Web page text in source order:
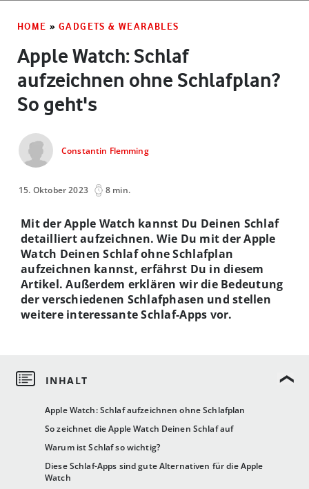
HOME » GADGETS & WEARABLES
Apple Watch: Schlaf
aufzeichnen ohne Schlafplan?
So geht's
Constantin Flemming
15. Oktober 2023 8 min.
Apple Watch: Schlaf aufzeichnen ohne Schlafplan
So zeichnet die Apple Watch Deinen Schlaf auf
Warum ist Schlaf so wichtig?
Diese Schlaf-Apps sind gute Alternativen für die Apple
Watch
Mit der Apple Watch kannst Du Deinen Schlaf
detailliert aufzeichnen. Wie Du mit der Apple
Watch Deinen Schlaf ohne Schlafplan
aufzeichnen kannst, erfährst Du in diesem
Artikel. Außerdem erklären wir die Bedeutung
der verschiedenen Schlafphasen und stellen
weitere interessante Schlaf-Apps vor.